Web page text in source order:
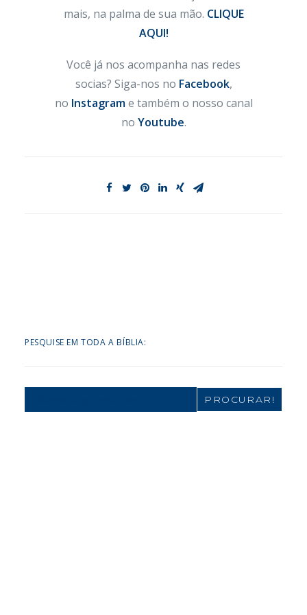
mais, na palma de sua mão. CLIQUE
AQUI!
Você já nos acompanha nas redes
socias? Siga-nos no Facebook,
no Instagrame também o nosso canal
no Youtube.
PESQUISE EM TODA A BÍBLIA:
Search